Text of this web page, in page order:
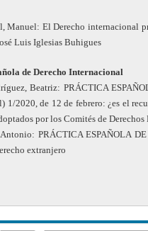
Manuel: El Derecho internacional
Luis Iglesias Buhigues
de Derecho Internacional
Beatriz: PRÁCTICA
1/2020, de 12 de febrero: ¿es el
por los Comités de Derechos
PRÁCTICA ESPAÑOLA
extranjero